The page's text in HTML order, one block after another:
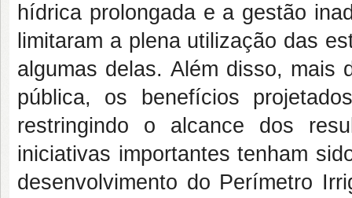
hídrica prolongada e a gestão
limitaram a plena utilização das
algumas delas. Além disso, mais
pública, os benefícios
restringindo o alcance dos
iniciativas importantes tenham
desenvolvimento do Perímetro